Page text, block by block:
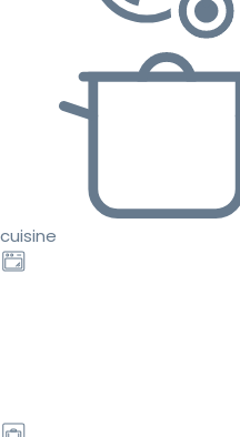
cuisine